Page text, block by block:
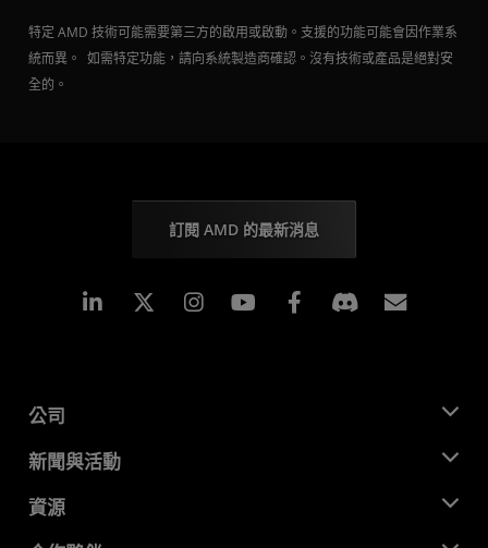
特定 AMD 技術可能需要第三方的啟用或啟動。支援的功能可能會因作業系
統而異。 如需特定功能，請向系統製造商確認。沒有技術或產品是絕對安
全的。
訂閱 AMD 的最新消息
Linkedin Instagram Facebook
公司
關於 AMD
企業責任
招聘
新聞與活動
新聞室
資源